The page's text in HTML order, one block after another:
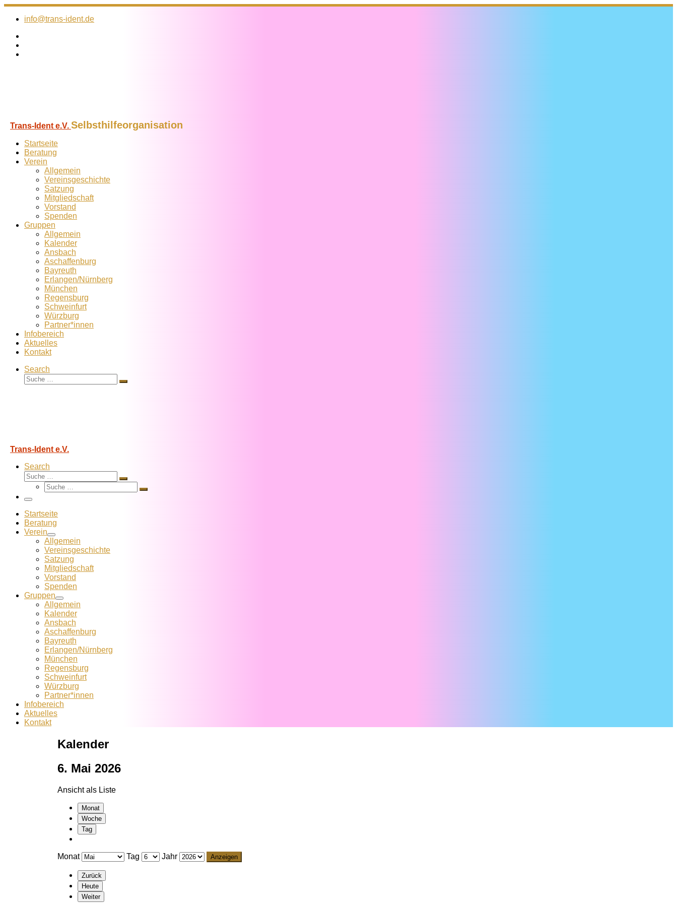
Zum
Inhalt
info@trans-ident.de
Trans-Ident e.V. Selbsthilfeorganisation
Startseite
Beratung
Verein
Allgemein
Vereins­geschichte
Satzung
Mitglied­schaft
Vorstand
Spenden
Gruppen
Allgemein
Kalender
Ansbach
Aschaffenburg
Bayreuth
Erlangen/Nürnberg
München
Regensburg
Schweinfurt
Würzburg
Partner*innen
Infobereich
Aktuelles
Kontakt
Search
Suche
Suche
Trans-Ident e.V.
Search
Suche
Suche
Suche
Suche
Menü
Startseite
Beratung
Verein
Allgemein
Vereins­geschichte
Satzung
Mitglied­schaft
Vorstand
Spenden
Gruppen
Allgemein
Kalender
Ansbach
Aschaffenburg
Bayreuth
Erlangen/Nürnberg
München
Regensburg
Schweinfurt
Würzburg
Partner*innen
Infobereich
Aktuelles
Kontakt
Kalender
6. Mai 2026
Ansicht als Liste
Monat
Woche
Tag
Monat Tag Jahr
Zurück
Heute
Weiter